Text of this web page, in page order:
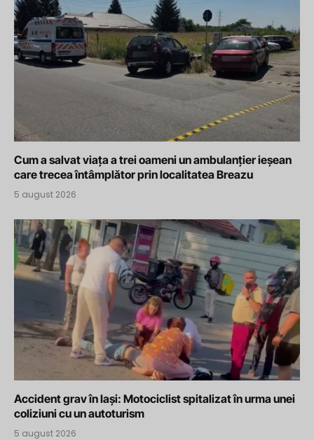
Cum a salvat viața a trei oameni un ambulanțier ieșean
care trecea întâmplător prin localitatea Breazu
5 august 2026
Accident grav în Iași: Motociclist spitalizat în urma unei
coliziuni cu un autoturism
5 august 2026